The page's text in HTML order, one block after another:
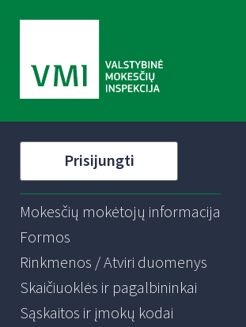
Prisijungti
Mokesčių mokėtojų informacija
Formos
Rinkmenos / Atviri duomenys
Skaičiuoklės ir pagalbininkai
Sąskaitos ir įmokų kodai